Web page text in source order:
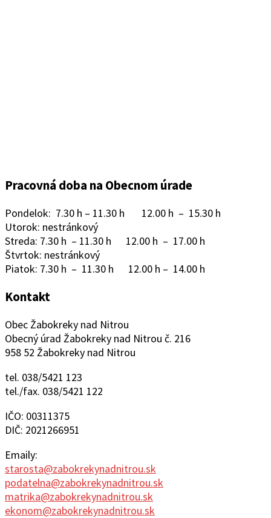
Pracovná doba na Obecnom úrade
Pondelok: 7.30 h – 11.30 h 12.00 h – 15.30 h
Utorok: nestránkový
Streda: 7.30 h – 11.30 h 12.00 h – 17.00 h
Štvrtok: nestránkový
Piatok: 7.30 h – 11.30 h 12.00 h – 14.00 h
Kontakt
Obec Žabokreky nad Nitrou
Obecný úrad Žabokreky nad Nitrou č. 216
958 52 Žabokreky nad Nitrou
tel. 038/5421 123
tel./fax. 038/5421 122
IČO: 00311375
DIČ: 2021266951
Emaily:
starosta@zabokrekynadnitrou.sk
podatelna@zabokrekynadnitrou.sk
matrika@zabokrekynadnitrou.sk
ekonom@zabokrekynadnitrou.sk